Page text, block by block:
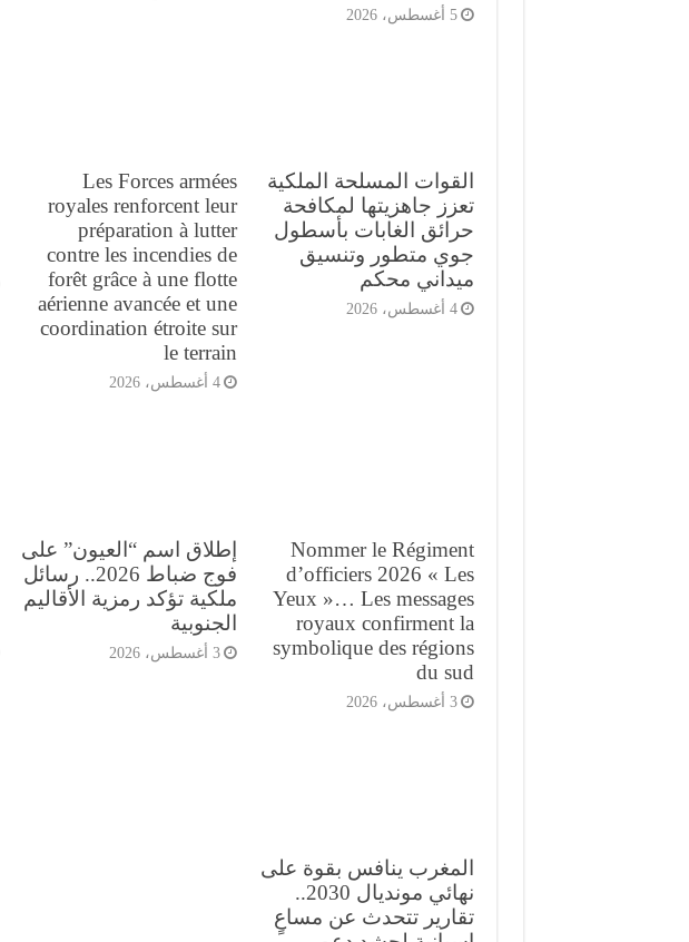
5 أغسطس، 2026
القوات المسلحة الملكية
تعزز جاهزيتها لمكافحة
حرائق الغابات بأسطول
جوي متطور وتنسيق
ميداني محكم
4 أغسطس، 2026
Les Forces armées
royales renforcent leur
préparation à lutter
contre les incendies de
forêt grâce à une flotte
aérienne avancée et une
coordination étroite sur
le terrain
4 أغسطس، 2026
Nommer le Régiment
d’officiers 2026 « Les
Yeux »… Les messages
royaux confirment la
symbolique des régions
du sud
3 أغسطس، 2026
إطلاق اسم “العيون” على
فوج ضباط 2026.. رسائل
ملكية تؤكد رمزية الأقاليم
الجنوبية
3 أغسطس، 2026
المغرب ينافس بقوة على
نهائي مونديال 2030..
تقارير تتحدث عن مساعٍ